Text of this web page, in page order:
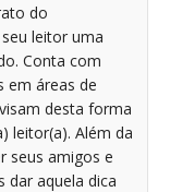
do
leitor uma
Conta com
em áreas de
desta forma
leitor(a). Além da
seus amigos e
dar aquela dica